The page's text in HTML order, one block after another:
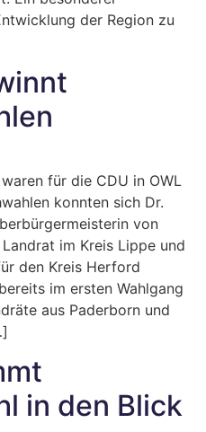
der Region zu
für die CDU in OWL
konnten sich Dr.
von
im Kreis Lippe und
den Kreis Herford
im ersten Wahlgang
aus Paderborn und
in den Blick